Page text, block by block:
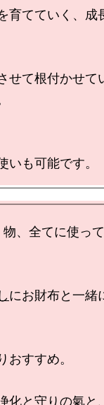
育てていく、成
せて根付かせて
、全てに使っ
にお財布と一緒
おすすめ。
化と守りの氣と